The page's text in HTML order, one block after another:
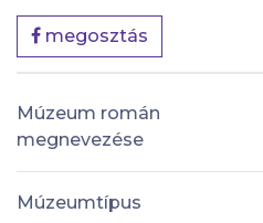
megosztás
Múzeum román
megnevezése
Múzeumtípus